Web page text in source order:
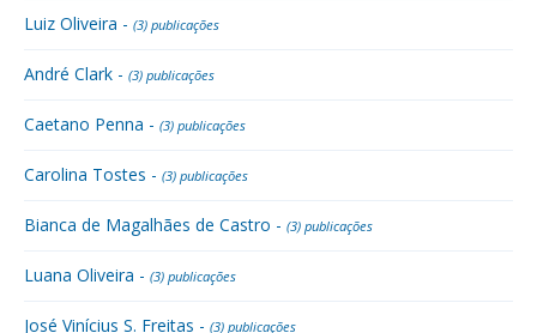
Luiz Oliveira - (3) publicações
André Clark - (3) publicações
Caetano Penna - (3) publicações
Carolina Tostes - (3) publicações
Bianca de Magalhães de Castro - (3) publicações
Luana Oliveira - (3) publicações
José Vinícius S. Freitas - (3) publicações